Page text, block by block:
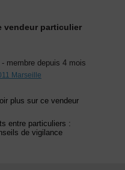
vendeur particulier
- membre depuis 4 mois
Marseille
plus sur ce vendeur
entre particuliers :
de vigilance